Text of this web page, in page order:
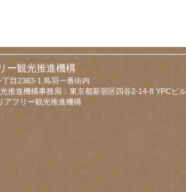
ー観光推進機構
目2383-1 鳥羽一番街内
推進機構事務局：東京都新宿区四谷2-14-8 YPCビ
アフリー観光推進機構